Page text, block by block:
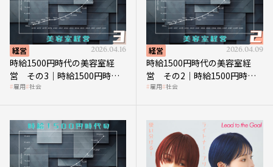
経営 2026.04.16
時給1500円時代の美容室経
営 その3｜時給1500円時
代、美容業はどのような影響
雇用 社会
経営 2026.04.09
時給1500円時代の美容室経
営 その2｜時給1500円時代
に支払う給与はいくらなのか
雇用 社会